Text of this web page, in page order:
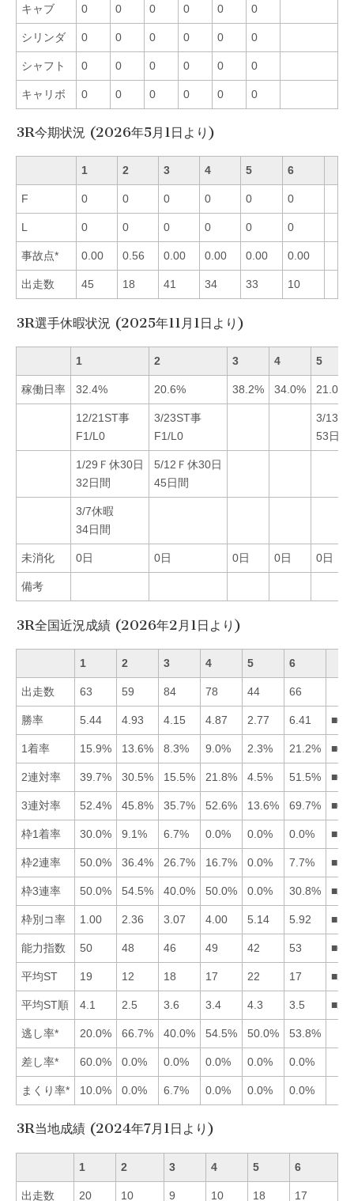
キャブ 0 0 0 0 0 0
シリンダ 0 0 0 0 0 0
シャフト 0 0 0 0 0 0
キャリボ 0 0 0 0 0 0
3R今期状況 (2026年5月1日より)
1 2 3 4 5 6
F 0 0 0 0 0 0
L 0 0 0 0 0 0
事故点* 0.00 0.56 0.00 0.00 0.00 0.00
出走数 45 18 41 34 33 10
3R選手休暇状況 (2025年11月1日より)
1 2 3 4 5
稼働日率 32.4% 20.6% 38.2% 34.0% 21.0%
12/21ST事
F1/L0
3/23ST事
F1/L0
3/13休
53日間
1/29Ｆ休30日
32日間
5/12Ｆ休30日
45日間
3/7休暇
34日間
未消化 0日 0日 0日 0日 0日
備考
3R全国近況成績 (2026年2月1日より)
1 2 3 4 5 6
出走数 63 59 84 78 44 66
勝率 5.44 4.93 4.15 4.87 2.77 6.41
1着率 15.9% 13.6% 8.3% 9.0% 2.3% 21.2%
2連対率 39.7% 30.5% 15.5% 21.8% 4.5% 51.5%
3連対率 52.4% 45.8% 35.7% 52.6% 13.6% 69.7%
枠1着率 30.0% 9.1% 6.7% 0.0% 0.0% 0.0%
枠2連率 50.0% 36.4% 26.7% 16.7% 0.0% 7.7%
枠3連率 50.0% 54.5% 40.0% 50.0% 0.0% 30.8%
枠別コ率 1.00 2.36 3.07 4.00 5.14 5.92
能力指数 50 48 46 49 42 53
平均ST 19 12 18 17 22 17
平均ST順 4.1 2.5 3.6 3.4 4.3 3.5
逃し率* 20.0% 66.7% 40.0% 54.5% 50.0% 53.8%
差し率* 60.0% 0.0% 0.0% 0.0% 0.0% 0.0%
まくり率* 10.0% 0.0% 6.7% 0.0% 0.0% 0.0%
3R当地成績 (2024年7月1日より)
1 2 3 4 5 6
出走数 20 10 9 10 18 17